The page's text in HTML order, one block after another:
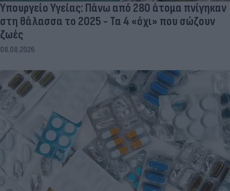
Υπουργείο Υγείας: Πάνω από 280 άτομα πνίγηκαν
στη θάλασσα το 2025 - Τα 4 «όχι» που σώζουν
ζωές
08.08.2026